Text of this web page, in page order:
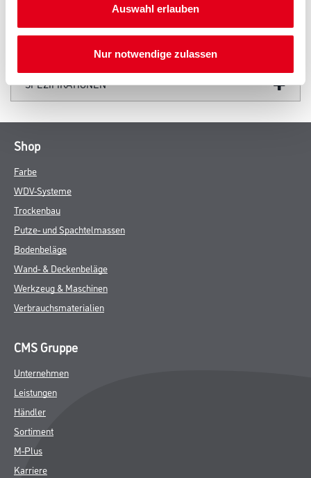
Auswahl erlauben
Nur notwendige zulassen
GEFAHRENHINWEISE
SPEZIFIKATIONEN
Shop
Farbe
WDV-Systeme
Trockenbau
Putze- und Spachtelmassen
Bodenbeläge
Wand- & Deckenbeläge
Werkzeug & Maschinen
Verbrauchsmaterialien
CMS Gruppe
Unternehmen
Leistungen
Händler
Sortiment
M-Plus
Karriere